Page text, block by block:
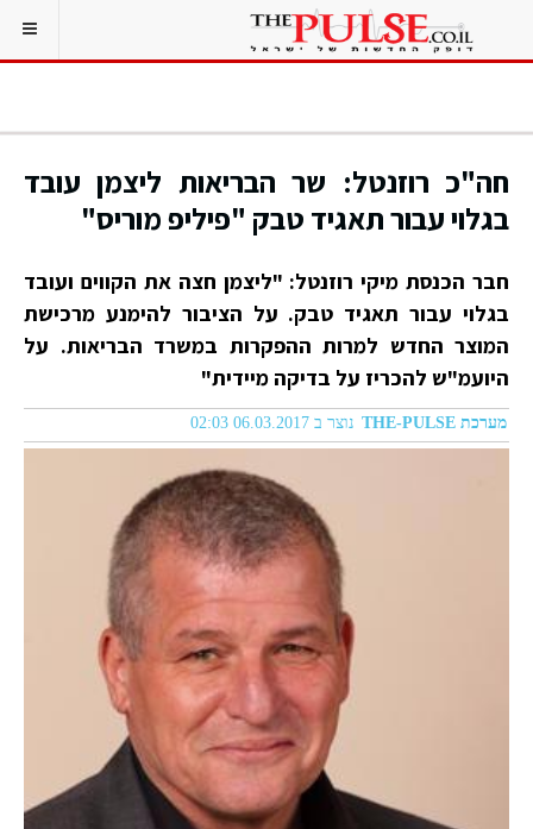
חה"כ רוזנטל: שר הבריאות ליצמן עובד
בגלוי עבור תאגיד טבק "פיליפ מוריס"
חבר הכנסת מיקי רוזנטל: "ליצמן חצה את הקווים ועובד
בגלוי עבור תאגיד טבק. על הציבור להימנע מרכישת
המוצר החדש למרות ההפקרות במשרד הבריאות. על
היועמ"ש להכריז על בדיקה מיידית"
מערכת THE-PULSE נוצר ב 06.03.2017 02:03